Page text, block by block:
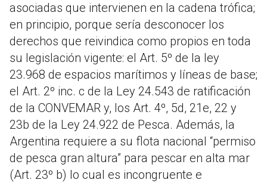
asociadas que intervienen en la cadena trófica;
en principio, porque sería desconocer los
derechos que reivindica como propios en toda
su legislación vigente: el Art. 5º de la ley
23.968 de espacios marítimos y líneas de base;
el Art. 2º inc. c de la Ley 24.543 de ratificación
de la CONVEMAR y, los Art. 4º, 5d, 21e, 22 y
23b de la Ley 24.922 de Pesca. Además, la
Argentina requiere a su flota nacional “permiso
de pesca gran altura” para pescar en alta mar
(Art. 23º b) lo cual es incongruente e